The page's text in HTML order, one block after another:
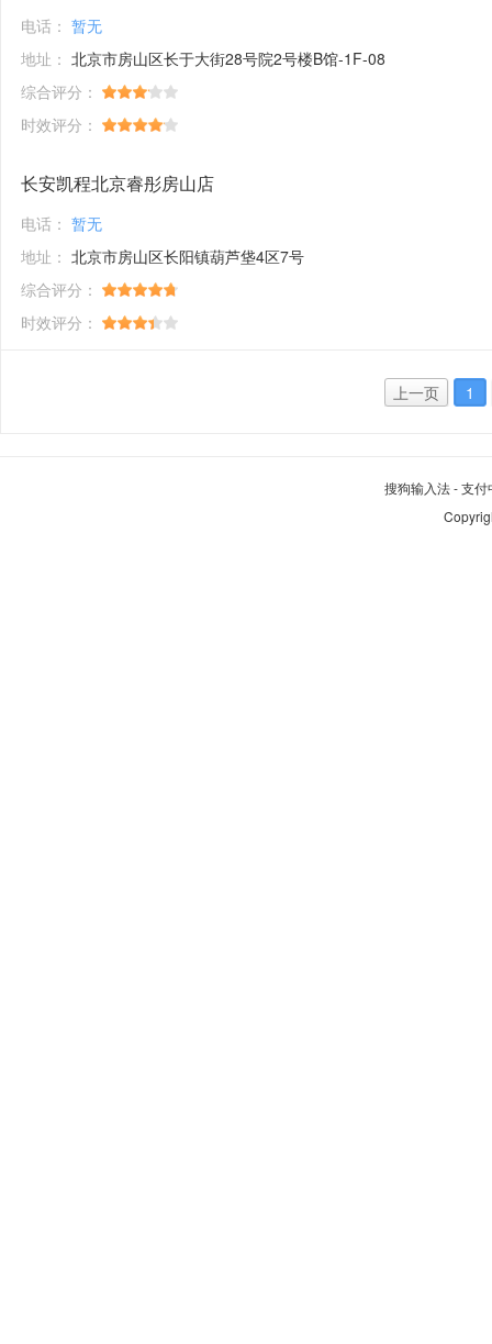
电话： 暂无
地址： 北京市房山区长于大街28号院2号楼B馆-1F-08
综合评分：
时效评分：
长安凯程北京睿彤房山店
电话： 暂无
地址： 北京市房山区长阳镇葫芦垡4区7号
综合评分：
时效评分：
上一页 1
搜狗输入法-支付